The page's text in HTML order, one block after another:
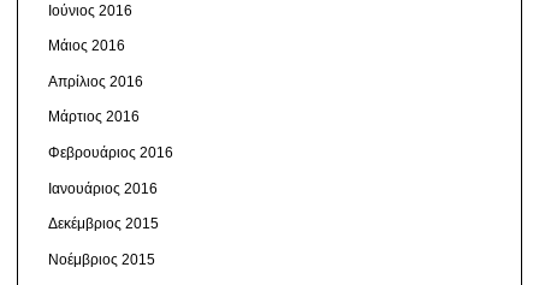
Ιούνιος 2016
Μάιος 2016
Απρίλιος 2016
Μάρτιος 2016
Φεβρουάριος 2016
Ιανουάριος 2016
Δεκέμβριος 2015
Νοέμβριος 2015